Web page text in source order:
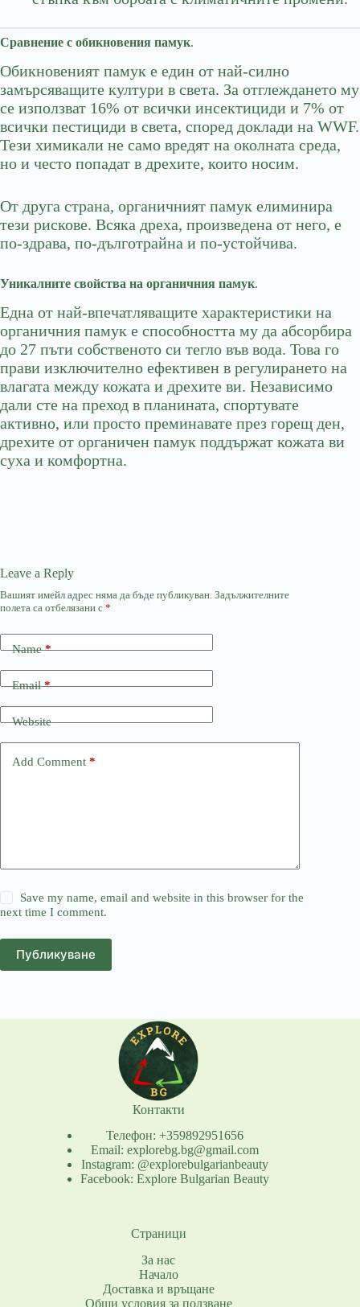
Сравнение с обикновения памук.
Обикновеният памук е един от най-силно
замърсяващите култури в света. За отглеждането му
се използват 16% от всички инсектициди и 7% от
всички пестициди в света, според доклади на WWF.
Тези химикали не само вредят на околната среда,
но и често попадат в дрехите, които носим.
От друга страна, органичният памук елиминира
тези рискове. Всяка дреха, произведена от него, е
по-здрава, по-дълготрайна и по-устойчива.
Уникалните свойства на органичния памук.
Една от най-впечатляващите характеристики на
органичния памук е способността му да абсорбира
до 27 пъти собственото си тегло във вода. Това го
прави изключително ефективен в регулирането на
влагата между кожата и дрехите ви. Независимо
дали сте на преход в планината, спортувате
активно, или просто преминавате през горещ ден,
дрехите от органичен памук поддържат кожата ви
суха и комфортна.
Leave a Reply
Вашият имейл адрес няма да бъде публикуван. Задължителните
полета са отбелязани с *
Name*
Email*
Website
Add Comment *
Save my name, email and website in this browser for the
next time I comment.
Публикуване
Контакти
Телефон: +359892951656
Email: explorebg.bg@gmail.com
Instagram: @explorebulgarianbeauty
Facebook: Explore Bulgarian Beauty
Страници
За нас
Начало
Доставка и връщане
Общи условия за ползване